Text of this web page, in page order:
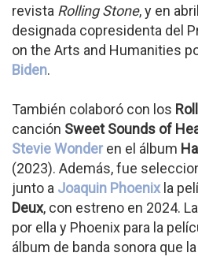
revista Rolling Stone, y en
designada copresidenta del
on the Arts and Humanities
Biden.
También colaboró con los
canción Sweet Sounds of
Stevie Wonderen el álbum
(2023). Además, fue
junto a Joaquin Phoenix la
Deux, con estreno en 2024.
por ella y Phoenix para la
álbum de banda sonora que